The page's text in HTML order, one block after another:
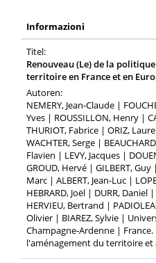
Informazioni
Titel:
Renouveau (Le) de la
territoire en France et en
Autoren:
NEMERY, Jean-Claude |
Yves | ROUSSILLON, Henry |
THURIOT, Fabrice | ORIZ,
WACHTER, Serge |
Flavien | LEVY, Jacques |
GROUD, Hervé | GILBERT, Guy
Marc | ALBERT, Jean-Luc |
HEBRARD, Joël | DURR, Daniel
HERVIEU, Bertrand |
Olivier | BIAREZ, Sylvie |
Champagne-Ardenne | France.
l'aménagement du territoire et